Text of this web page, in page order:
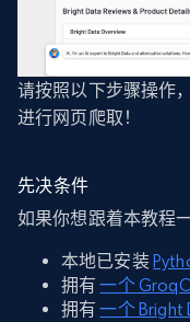
请按照以下步骤操作
进行网页爬取！
先决条件
如果你想跟着本教程
本地已安装
拥有一个
拥有一个 Bright